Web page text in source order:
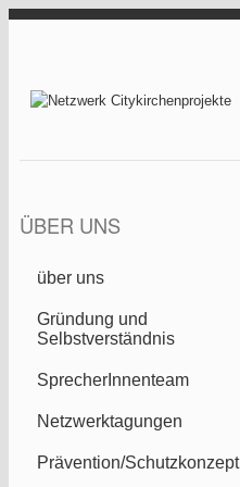
Direkt zum Inhalt
ÜBER UNS
über uns
Gründung und
Selbstverständnis
SprecherInnenteam
Netzwerktagungen
Prävention/Schutzkonzept